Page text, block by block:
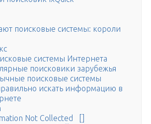
поисковые системы: короли
системы Интернета
поисковики зарубежья
поисковые системы
искать информацию в
Not Collected []